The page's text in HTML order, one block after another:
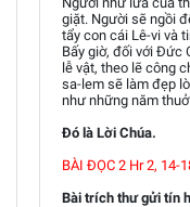
giặt. Người sẽ ngồi
tẩy con cái Lê-vi và
Bấy giờ, đối với Đức
lễ vật, theo lẽ công
sa-lem sẽ làm đẹp
như những năm
Đó là Lời Chúa.
BÀI ĐỌC 2 Hr 2, 14-
Bài trích thư gửi tín